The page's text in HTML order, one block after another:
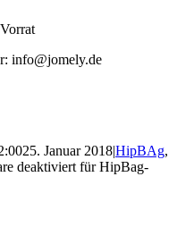
info@jomely.de
25. Januar 2018|HipBAg,
deaktiviert für HipBag-